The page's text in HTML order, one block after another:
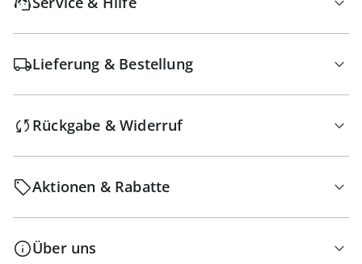
Lieferung & Bestellung
Rückgabe & Widerruf
Aktionen & Rabatte
Über uns